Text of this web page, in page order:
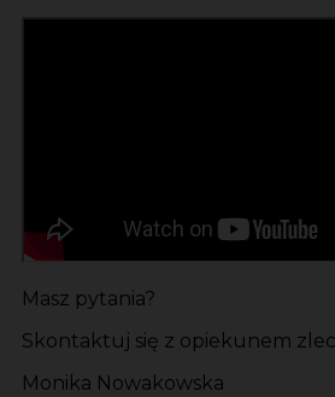
Masz pytania?
Skontaktuj się z opiekunem
Monika Nowakowska